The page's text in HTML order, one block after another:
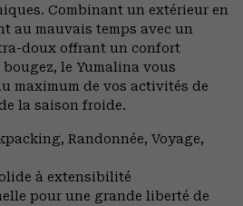
Combinant un extérieur en
au mauvais temps avec un
doux offrant un confort
le Yumalina vous
maximum de vos activités de
la saison froide.
Randonnée, Voyage,
à extensibilité
pour une grande liberté de